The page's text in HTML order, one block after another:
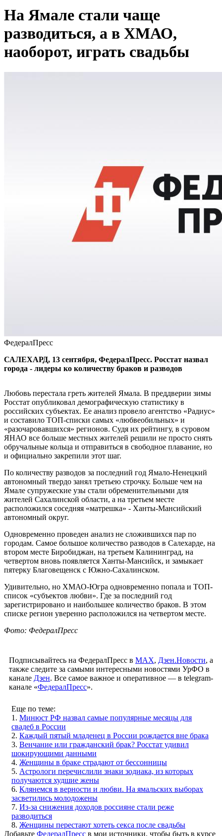
На Ямале стали чаще
разводиться, а в ХМАО,
наоборот, играть свадьбы
ФедералПресс
САЛЕХАРД, 13 сентября, ФедералПресс. Росстат назвал
города - лидеры ко количеству браков и разводов
Любовь перестала греть жителей Ямала. В преддверии зимы
Росстат опубликовал демографическую статистику в
российских субъектах. Ее анализ провело агентство «Радиус»
и составило ТОП-списки самых «любвеобильных» и
«разочаровавшихся» регионов. Судя их рейтингу, в суровом
ЯНАО все больше местных жителей решили не просто снять
обручальные кольца и отправиться в свободное плавание, но
и официально закрепили этот шаг.
По количеству разводов за последний год Ямало-Ненецкий
автономный твердо занял третьею строчку. Больше чем на
Ямале супружеские узы стали обременительными для
жителей Сахалинской области, а на третьем месте
расположился соседняя «матрешка» - Ханты-Мансийский
автономный округ.
Одновременно проведен анализ не сложившихся пар по
городам. Самое большое количество разводов в Салехарде, на
втором месте Биробиджан, на третьем Калининград, на
четвертом вновь появляется Ханты-Мансийск, и замыкает
пятерку Благовещенск с Южно-Сахалинском.
Удивительно, но ХМАО-Югра одновременно попала и ТОП-
список «субъектов любви». Где за последний год
зарегистрировано и наибольшее количество браков. В этом
списке регион уверенно расположился на четвертом месте.
Фото: ФедералПресс
Подписывайтесь на ФедералПресс в МАХ, Дзен.Новости, а
также следите за самыми интересными новостями УрФО в
канале Дзен. Все самое важное и оперативное — в telegram-
канале «ФедералПресс».
Еще по теме:
1. Минюст РФ назвал самые популярные месяцы для
свадеб в России
2. Каждый пятый младенец в России рождается вне брака
3. Венчание или гражданский брак? Росстат удивил
шокирующими данными
4. Женщины в браке страдают от бессонницы
5. Астрологи перечислили знаки зодиака, из которых
получаются худшие жены
6. Клянемся в верности и любви. На ямальских выборах
засветились молодожены
7. Из-за снижения доходов россияне стали реже
разводиться
8. Женщины перестают хотеть секса после свадьбы
Добавьте ФедералПресс в мои источники, чтобы быть в курсе